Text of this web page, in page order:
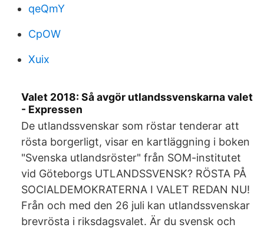
qeQmY
CpOW
Xuix
Valet 2018: Så avgör utlandssvenskarna valet
- Expressen
De utlandssvenskar som röstar tenderar att
rösta borgerligt, visar en kartläggning i boken
"Svenska utlandsröster" från SOM-institutet
vid Göteborgs UTLANDSSVENSK? RÖSTA PÅ
SOCIALDEMOKRATERNA I VALET REDAN NU!
Från och med den 26 juli kan utlandssvenskar
brevrösta i riksdagsvalet. Är du svensk och